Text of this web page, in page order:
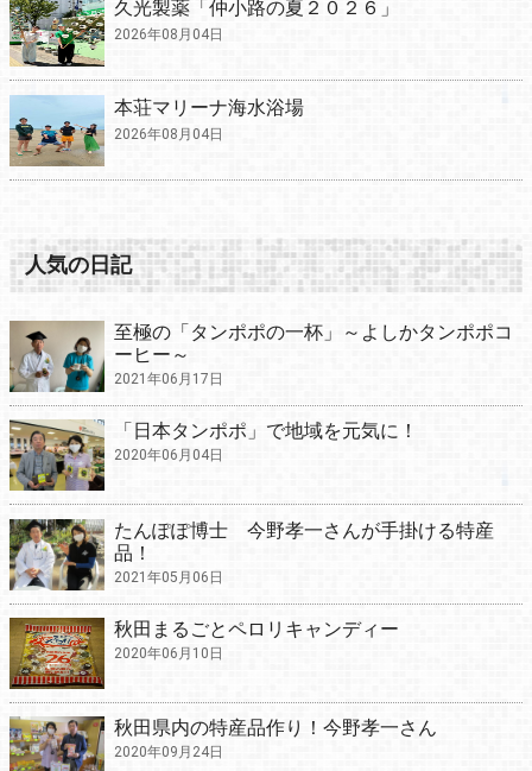
久光製薬「仲小路の夏２０２６」
2026年08月04日
本荘マリーナ海水浴場
2026年08月04日
人気の日記
至極の「タンポポの一杯」～よしかタンポポコ
ーヒー～
2021年06月17日
「日本タンポポ」で地域を元気に！
2020年06月04日
たんぽぽ博士 今野孝一さんが手掛ける特産
品！
2021年05月06日
秋田まるごとペロリキャンディー
2020年06月10日
秋田県内の特産品作り！今野孝一さん
2020年09月24日